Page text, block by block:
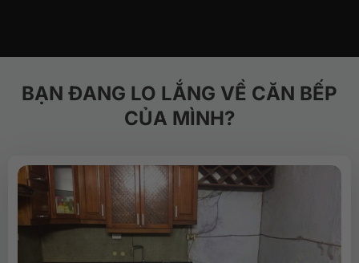
BẠN ĐANG LO LẮNG VỀ CĂN BẾP
CỦA MÌNH?